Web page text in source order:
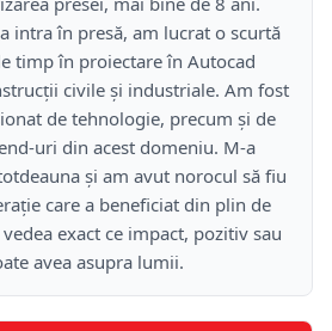
intra în presă, am lucrat o scurtă
timp în proiectare în Autocad
civile și industriale. Am fost
de tehnologie, precum și de
uri din acest domeniu. M-a
și am avut norocul să fiu
care a beneficiat din plin de
exact ce impact, pozitiv sau
avea asupra lumii.